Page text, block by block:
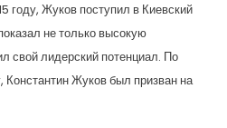
году, Жуков поступил в Киевский
не только высокую
свой лидерский потенциал. По
Константин Жуков был призван на